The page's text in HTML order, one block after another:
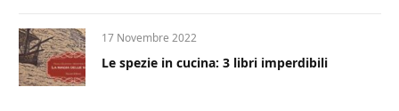
17 Novembre 2022
Le spezie in cucina: 3 libri imperdibili